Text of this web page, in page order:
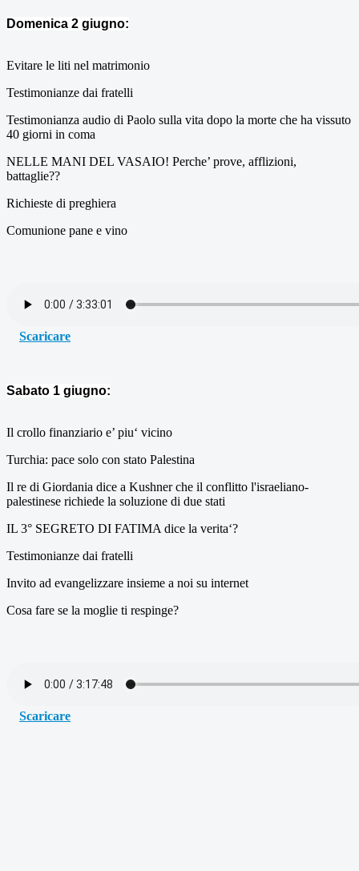
Domenica 2 giugno:
Evitare le liti nel matrimonio
Testimonianze dai fratelli
Testimonianza audio di Paolo sulla vita dopo la morte che ha vissuto
40 giorni in coma
NELLE MANI DEL VASAIO! Perche’ prove, afflizioni,
battaglie??
Richieste di preghiera
Comunione pane e vino
Scaricare
Sabato 1 giugno:
Il crollo finanziario e’ piu‘ vicino
Turchia: pace solo con stato Palestina
Il re di Giordania dice a Kushner che il conflitto l'israeliano-
palestinese richiede la soluzione di due stati
IL 3° SEGRETO DI FATIMA dice la verita‘?
Testimonianze dai fratelli
Invito ad evangelizzare insieme a noi su internet
Cosa fare se la moglie ti respinge?
Scaricare